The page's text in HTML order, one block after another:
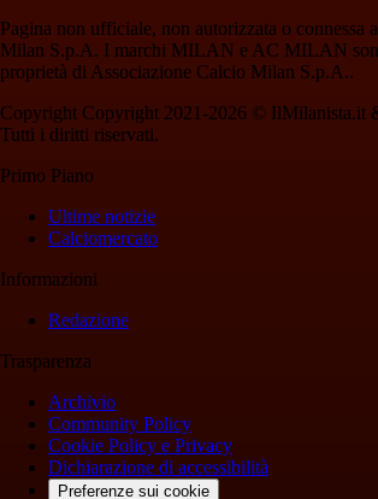
Pagina non ufficiale, non autorizzata o connessa
Milan S.p.A. I marchi MILAN e AC MILAN
proprietà di Associazione Calcio Milan S.p.A..
Copyright Copyright 2021-2026 © IlMilanista.it
Tutti i diritti riservati.
Primo Piano
Ultime notizie
Calciomercato
Informazioni
Redazione
Trasparenza
Archivio
Community Policy
Cookie Policy e Privacy
Dichiarazione di accessibilità
Preferenze sui cookie